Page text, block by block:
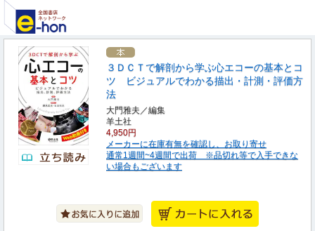
３ＤＣＴで解剖から学ぶ心エコーの基本とコ
ツ ビジュアルでわかる描出・計測・評価方
法
大門雅夫／編集
羊土社
4,950円
メーカーに在庫有無を確認し、お取り寄せ
通常1週間~4週間で出荷 ※品切れ等で入手できな
い場合もございます